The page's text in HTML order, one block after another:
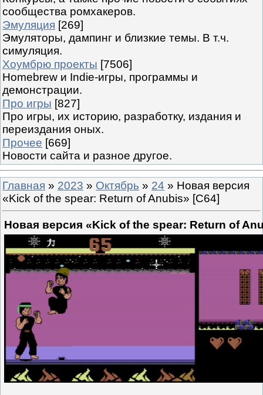
сообщества ромхакеров.
Эмуляция [269]
Эмуляторы, дампинг и близкие темы. В т.ч.
симуляция.
Хоумбрю проекты [7506]
Homebrew и Indie-игры, программы и
демонстрации.
Про игры [827]
Про игры, их историю, разработку, издания и
переиздания оных.
Прочее [669]
Новости сайта и разное другое.
Главная » 2023 » Октябрь » 24 » Новая версия
«Kick of the spear: Return of Anubis» [C64]
Новая версия «Kick of the spear: Return of